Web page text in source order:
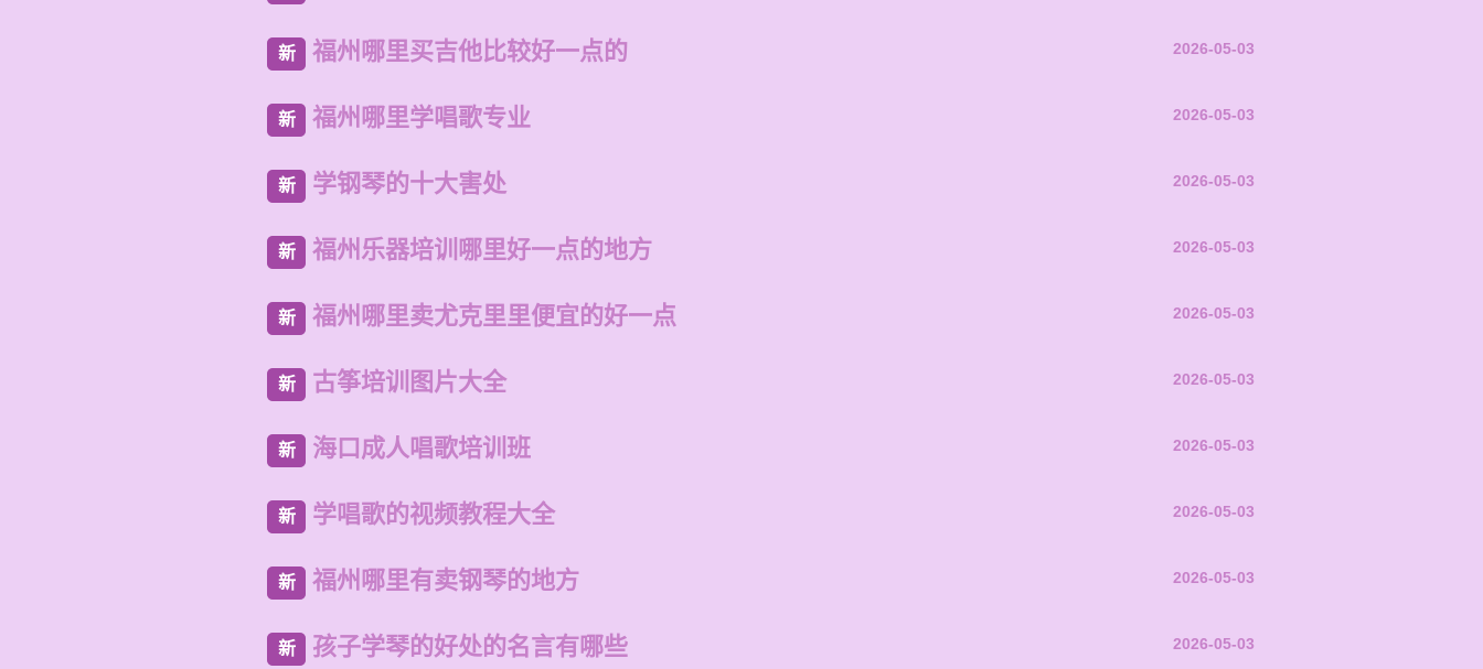
新 福州哪里买吉他比较好一点的 2026-05-03
新 福州哪里学唱歌专业 2026-05-03
新 学钢琴的十大害处 2026-05-03
新 福州乐器培训哪里好一点的地方 2026-05-03
新 福州哪里卖尤克里里便宜的好一点 2026-05-03
新 古筝培训图片大全 2026-05-03
新 海口成人唱歌培训班 2026-05-03
新 学唱歌的视频教程大全 2026-05-03
新 福州哪里有卖钢琴的地方 2026-05-03
新 孩子学琴的好处的名言有哪些 2026-05-03